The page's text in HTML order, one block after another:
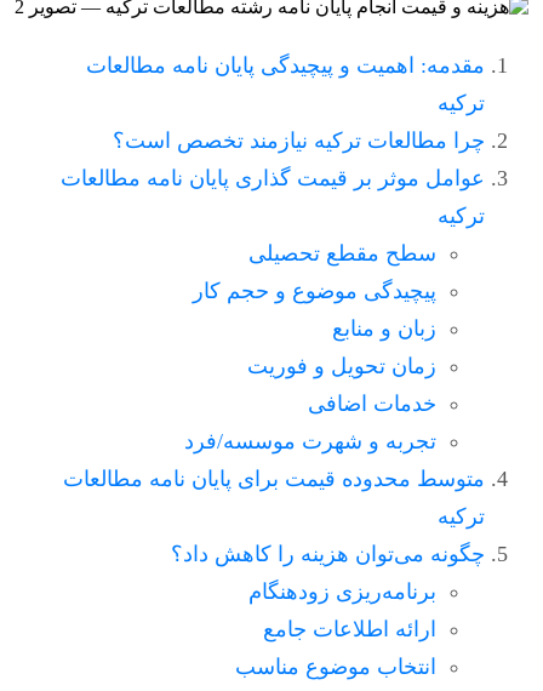
مقدمه: اهمیت و پیچیدگی پایان نامه مطالعات
ترکیه
چرا مطالعات ترکیه نیازمند تخصص است؟
عوامل موثر بر قیمت گذاری پایان نامه مطالعات
ترکیه
سطح مقطع تحصیلی
پیچیدگی موضوع و حجم کار
زبان و منابع
زمان تحویل و فوریت
خدمات اضافی
تجربه و شهرت موسسه/فرد
متوسط محدوده قیمت برای پایان نامه مطالعات
ترکیه
چگونه می‌توان هزینه را کاهش داد؟
برنامه‌ریزی زودهنگام
ارائه اطلاعات جامع
انتخاب موضوع مناسب